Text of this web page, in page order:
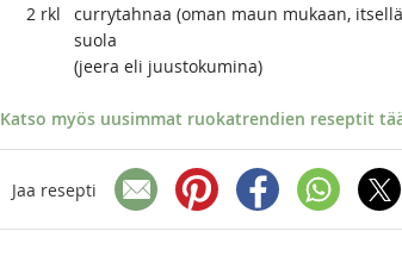
2 rkl
currytahnaa (oman maun mukaan,
suola
(jeera eli juustokumina)
Katso myös uusimmat ruokatrendien reseptit
Jaa resepti